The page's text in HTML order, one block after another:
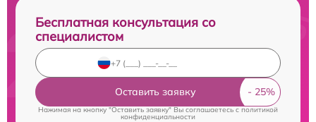
Бесплатная консультация со
специалистом
Оставить заявку
Нажимая на кнопку "Оставить заявку" Вы соглашаетесь cполитикой
конфиденциальности